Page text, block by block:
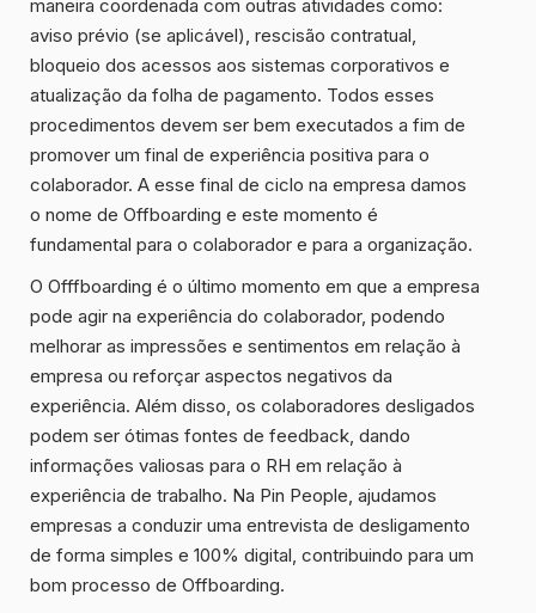
maneira coordenada com outras atividades como:
aviso prévio (se aplicável), rescisão contratual,
bloqueio dos acessos aos sistemas corporativos e
atualização da folha de pagamento. Todos esses
procedimentos devem ser bem executados a fim de
promover um final de experiência positiva para o
colaborador. A esse final de ciclo na empresa damos
o nome de Offboarding e este momento é
fundamental para o colaborador e para a organização.
O Offfboarding é o último momento em que a empresa
pode agir na experiência do colaborador, podendo
melhorar as impressões e sentimentos em relação à
empresa ou reforçar aspectos negativos da
experiência. Além disso, os colaboradores desligados
podem ser ótimas fontes de feedback, dando
informações valiosas para o RH em relação à
experiência de trabalho. Na Pin People, ajudamos
empresas a conduzir uma entrevista de desligamento
de forma simples e 100% digital, contribuindo para um
bom processo de Offboarding.